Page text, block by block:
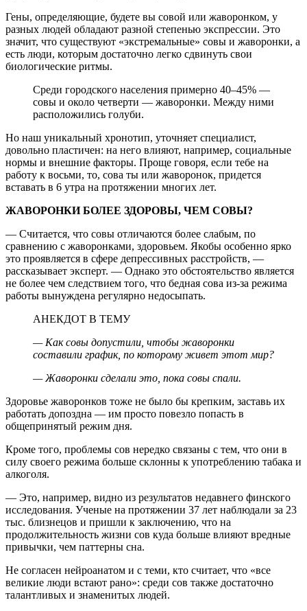
Гены, определяющие, будете вы совой или жаворонком, у
разных людей обладают разной степенью экспрессии. Это
значит, что существуют «экстремальные» совы и жаворонки, а
есть люди, которым достаточно легко сдвинуть свои
биологические ритмы.
Среди городского населения примерно 40–45% —
совы и около четверти — жаворонки. Между ними
расположились голуби.
Но наш уникальный хронотип, уточняет специалист,
довольно пластичен: на него влияют, например, социальные
нормы и внешние факторы. Проще говоря, если тебе на
работу к восьми, то, сова ты или жаворонок, придется
вставать в 6 утра на протяжении многих лет.
ЖАВОРОНКИ БОЛЕЕ ЗДОРОВЫ, ЧЕМ СОВЫ?
— Считается, что совы отличаются более слабым, по
сравнению с жаворонками, здоровьем. Якобы особенно ярко
это проявляется в сфере депрессивных расстройств, —
рассказывает эксперт. — Однако это обстоятельство является
не более чем следствием того, что бедная сова из-за режима
работы вынуждена регулярно недосыпать.
АНЕКДОТ В ТЕМУ
— Как совы допустили, чтобы жаворонки
составили график, по которому живет этот мир?
— Жаворонки сделали это, пока совы спали.
Здоровье жаворонков тоже не было бы крепким, заставь их
работать допоздна — им просто повезло попасть в
общепринятый режим дня.
Кроме того, проблемы сов нередко связаны с тем, что они в
силу своего режима больше склонны к употреблению табака и
алкоголя.
— Это, например, видно из результатов недавнего финского
исследования. Ученые на протяжении 37 лет наблюдали за 23
тыс. близнецов и пришли к заключению, что на
продолжительность жизни сов куда больше влияют вредные
привычки, чем паттерны сна.
Не согласен нейроанатом и с теми, кто считает, что «все
великие люди встают рано»: среди сов также достаточно
талантливых и знаменитых людей.